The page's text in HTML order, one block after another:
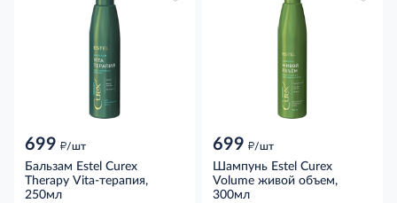
699 д/шт
Бальзам Estel Curex
Therapy Vita-терапия,
250мл
699 д/шт
Шампунь Estel Curex
Volume живой объем,
300мл